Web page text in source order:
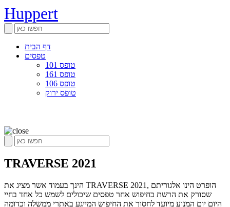
Huppert
דף הבית
טפסים
טופס 101
טופס 161
טופס 106
טופס ירוק
TRAVERSE 2021
הינך בעמוד אשר מציג את TRAVERSE 2021, הופרט הינו אלגוריתם
שסורק את הרשת בחיפוש אחר טפסים שיכולים לשמש כל אחד בחיי
היום יום המנוע מיועד לחסוך את החיפוש המייגע באתרי ממשלה וכדומה